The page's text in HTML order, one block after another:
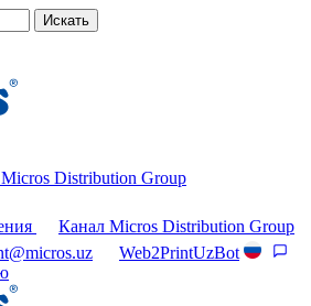
Искать
Distribution Group
Канал Micros Distribution Group
Web2PrintUzBot